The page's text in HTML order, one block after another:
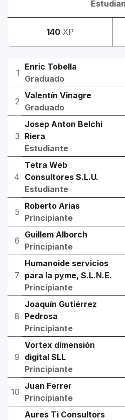
140 XP
1
Enric Tobella
Graduado
2
Valentín Vinagre
Graduado
3
Josep Anton Belchi
Riera
Estudiante
4
Tetra Web
Consultores S.L.U.
Estudiante
5
Roberto Arias
Principiante
6
Guillem Alborch
Principiante
7
Humanoide servicios
para la pyme, S.L.N.E.
Principiante
8
Joaquín Gutiérrez
Pedrosa
Principiante
9
Vortex dimensión
digital SLL
Principiante
10
Juan Ferrer
Principiante
Aures Ti Consultors